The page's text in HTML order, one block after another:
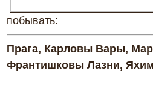
побывать:
Прага, Карловы Вары,
Франтишковы Лазни,